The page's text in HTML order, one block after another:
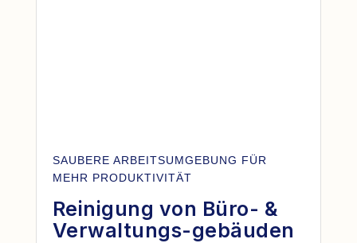
SAUBERE ARBEITSUMGEBUNG FÜR
MEHR PRODUKTIVITÄT
Reinigung von Büro- &
Verwaltungs-gebäuden